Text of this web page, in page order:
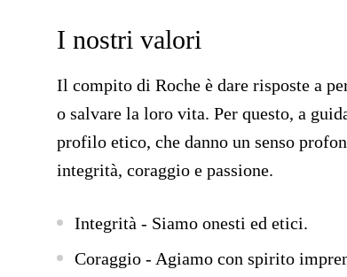
I nostri valori
Il compito di Roche è dare risposte a
o salvare la loro vita. Per questo, a
profilo etico, che danno un senso
integrità, coraggio e passione.
Integrità - Siamo onesti ed etici.
Coraggio - Agiamo con spirito